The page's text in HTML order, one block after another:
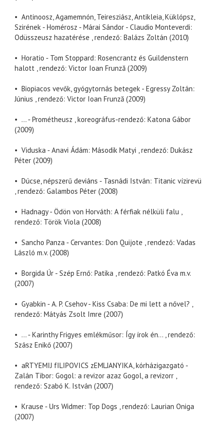
• Antinoosz, Agamemnón, Teiresziász, Antikleia, Küklópsz,
Szirének - Homérosz - Márai Sándor - Claudio Monteverdi:
Odüsszeusz hazatérése , rendező: Balázs Zoltán (2010)
• Horatio - Tom Stoppard: Rosencrantz és Guildenstern
halott , rendező: Victor Ioan Frunză (2009)
• Biopiacos vevők, gyógytornás betegek - Egressy Zoltán:
Június , rendező: Victor Ioan Frunză (2009)
• ... - Prométheusz , koreográfus-rendező: Katona Gábor
(2009)
• Viduska - Anavi Ádám: Második Matyi , rendező: Dukász
Péter (2009)
• Dúcse, népszerű deviáns - Tasnádi István: Titanic vízirevü
, rendező: Galambos Péter (2008)
• Hadnagy - Ödön von Horváth: A férfiak nélküli falu ,
rendező: Török Viola (2008)
• Sancho Panza - Cervantes: Don Quijote , rendező: Vadas
László m.v. (2008)
• Borgida Úr - Szép Ernő: Patika , rendező: Patkó Éva m.v.
(2007)
• Gyabkin - A. P. Csehov - Kiss Csaba: De mi lett a nővel? ,
rendező: Mátyás Zsolt Imre (2007)
• ... - Karinthy Frigyes emlékműsor: Így írok én... , rendező:
Szász Enikő (2007)
• aRTYEMIJ fILIPOVICS zEMLJANYIKA, kórházigazgató -
Zalán Tibor: Gogol: a revizor azaz Gogol, a revizorr ,
rendező: Szabó K. István (2007)
• Krause - Urs Widmer: Top Dogs , rendező: Laurian Oniga
(2007)